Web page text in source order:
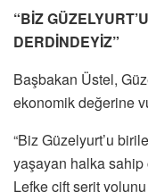
“BİZ
DERDİNDEYİZ”
Başbakan Üstel,
ekonomik değerine
“Biz Güzelyurt’u
yaşayan halka sahip
Lefke çift şerit